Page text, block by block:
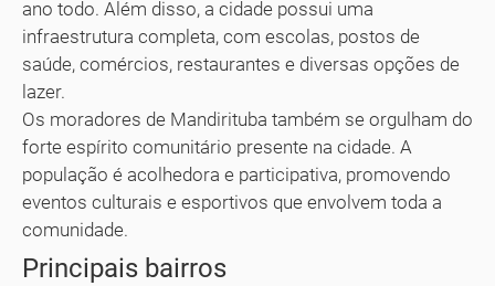
ano todo. Além disso, a cidade possui uma
infraestrutura completa, com escolas, postos de
saúde, comércios, restaurantes e diversas opções de
lazer.
Os moradores de Mandirituba também se orgulham do
forte espírito comunitário presente na cidade. A
população é acolhedora e participativa, promovendo
eventos culturais e esportivos que envolvem toda a
comunidade.
Principais bairros